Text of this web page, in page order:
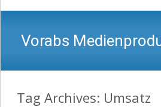
Vorabs
Tag Archives: Umsatz